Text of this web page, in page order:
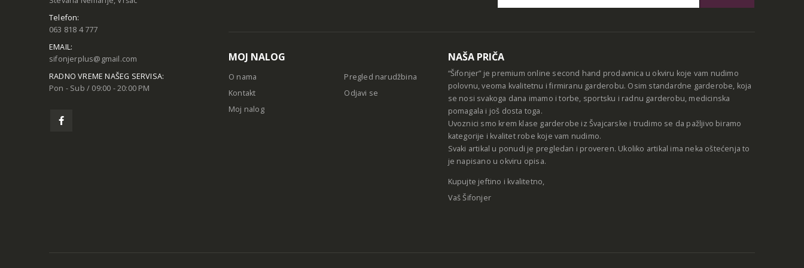
Telefon:
063 818 4 777
EMAIL:
sifonjerplus@gmail.com
RADNO VREME NAŠEG SERVISA:
Pon - Sub / 09:00 - 20:00 PM
MOJ NALOG
O nama
Kontakt
Moj nalog
Pregled narudžbina
Odjavi se
NAŠA PRIČA
“Šifonjer” je premium online second hand prodavnica u okviru koje vam nudimo
polovnu, veoma kvalitetnu i firmiranu garderobu. Osim standardne garderobe, koja
se nosi svakoga dana imamo i torbe, sportsku i radnu garderobu, medicinska
pomagala i još dosta toga.
Uvoznici smo krem klase garderobe iz Švajcarske i trudimo se da pažljivo biramo
kategorije i kvalitet robe koje vam nudimo.
Svaki artikal u ponudi je pregledan i proveren. Ukoliko artikal ima neka oštećenja to
je napisano u okviru opisa.
Kupujte jeftino i kvalitetno,
Vaš Šifonjer